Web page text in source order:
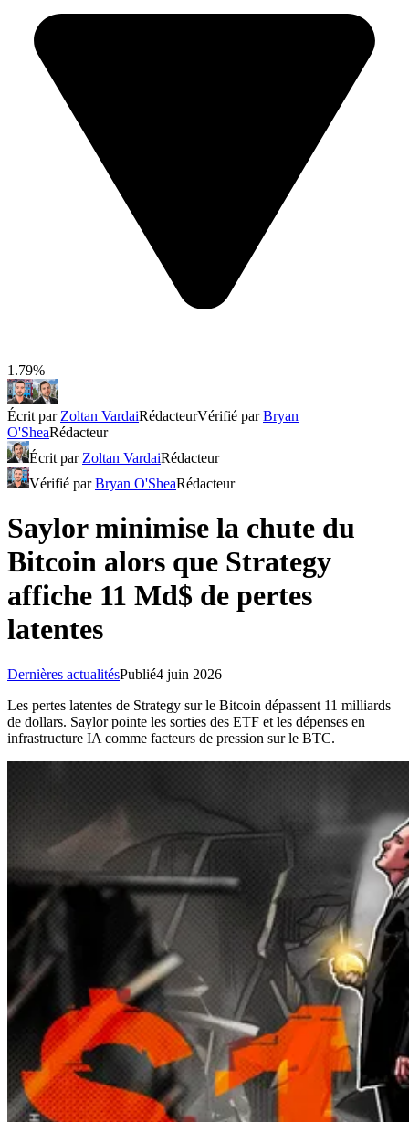
1.79%
Écrit par Zoltan VardaiRédacteurVérifié parBryan
O'SheaRédacteur
Écrit par Zoltan VardaiRédacteur
Vérifié parBryan O'SheaRédacteur
Saylor minimise la chute du
Bitcoin alors que Strategy
affiche 11 Md$ de pertes
latentes
Dernières actualitésPublié4 juin 2026
Les pertes latentes de Strategy sur le Bitcoin dépassent 11 milliards
de dollars. Saylor pointe les sorties des ETF et les dépenses en
infrastructure IA comme facteurs de pression sur le BTC.